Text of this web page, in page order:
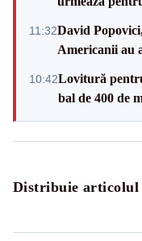
11:32David
Americanii au
10:42Lovitură
bal de 400 de
Distribuie articolul